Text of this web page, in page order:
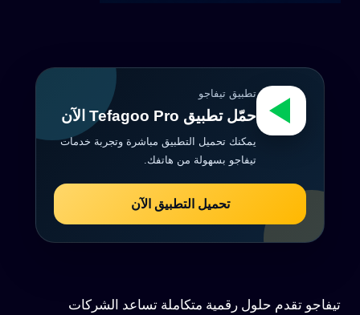
تطبيق تيفاجو
حمّل تطبيق Tefagoo Pro الآن
يمكنك تحميل التطبيق مباشرة وتجربة خدمات
تيفاجو بسهولة من هاتفك.
تحميل التطبيق الآن
تيفاجو تقدم حلول رقمية متكاملة تساعد الشركات